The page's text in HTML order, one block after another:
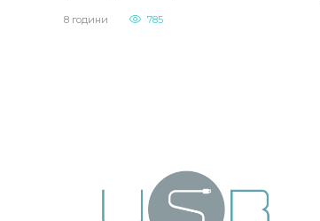
8 години 785